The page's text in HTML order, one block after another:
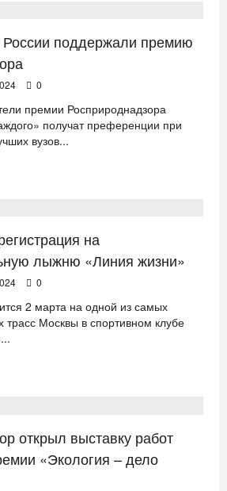
России поддержали премию
0
премии Росприроднадзора
получат преференции при
вузов...
на
лыжню «Линия жизни»
0
2 марта на одной из самых
Москвы в спортивном клубе
открыл выставку работ
«Экология – дело